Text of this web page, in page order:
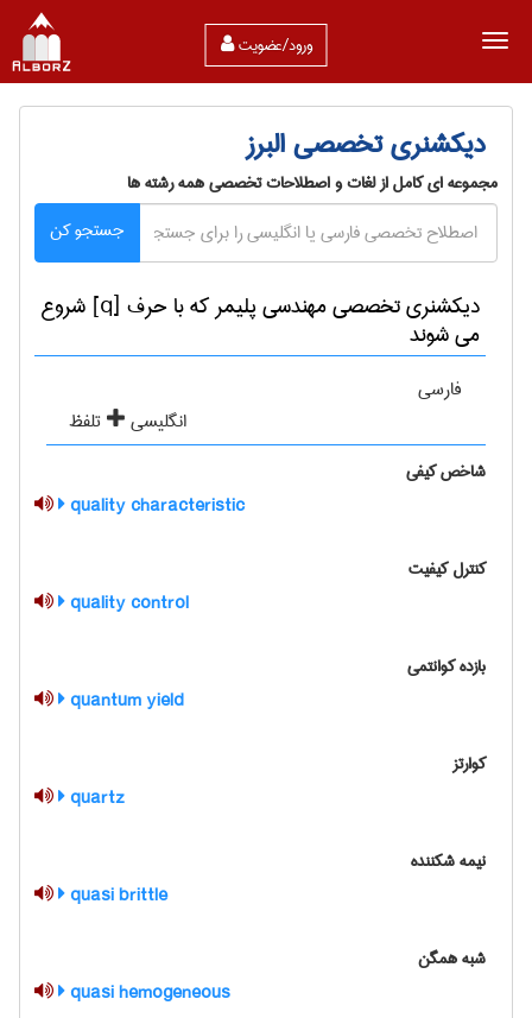
ورود/عضویت
دیکشنری تخصصی البرز
مجموعه ای کامل از لغات و اصطلاحات تخصصی همه رشته ها
جستجو کن
دیکشنری تخصصی مهندسی پليمر که با حرف [q] شروع
می شوند
فارسی
انگلیسی
تلفظ
شاخص کیفی
quality characteristic
کنترل کیفیت
quality control
بازده کوانتمی
quantum yield
کوارتز
quartz
نیمه شکننده
quasi brittle
شبه همگن
quasi hemogeneous